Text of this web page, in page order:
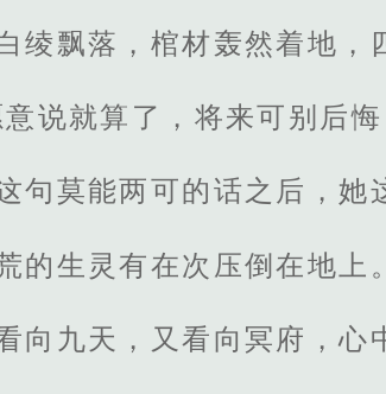
绫飘落，棺材轰然着地，
意说就算了，将来可别后悔
句莫能两可的话之后，她
的生灵有在次压倒在地上。
向九天，又看向冥府，心